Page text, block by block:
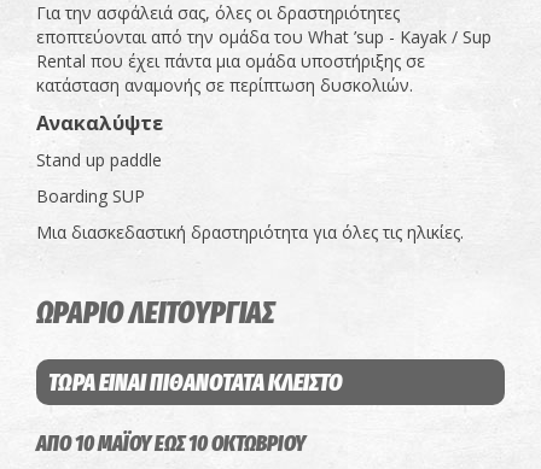
Για την ασφάλειά σας, όλες οι δραστηριότητες
εποπτεύονται από την ομάδα του What ’sup - Kayak / Sup
Rental που έχει πάντα μια ομάδα υποστήριξης σε
κατάσταση αναμονής σε περίπτωση δυσκολιών.
Ανακαλύψτε
Stand up paddle
Boarding SUP
Μια διασκεδαστική δραστηριότητα για όλες τις ηλικίες.
ΩΡΑΡΙΟ ΛΕΙΤΟΥΡΓΙΑΣ
ΤΩΡΑ ΕΙΝΑΙ ΠΙΘΑΝΟΤΑΤΑ ΚΛΕΙΣΤΟ
ΑΠΟ 10 ΜΑΪΟΥ ΕΩΣ 10 ΟΚΤΩΒΡΙΟΥ